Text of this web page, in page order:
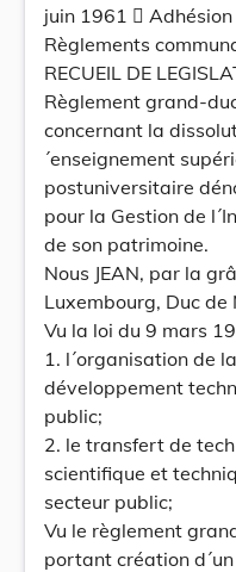
juin 1961  Adhésion
Règlements
RECUEIL DE
Règlement grand-
concernant la
´enseignement
postuniversitaire
pour la Gestion de
de son patrimoine.
Nous JEAN, par la
Luxembourg, Duc de
Vu la loi du 9 mars
1. l´organisation de
développement
public;
2. le transfert de
scientifique et
secteur public;
Vu le règlement
portant création